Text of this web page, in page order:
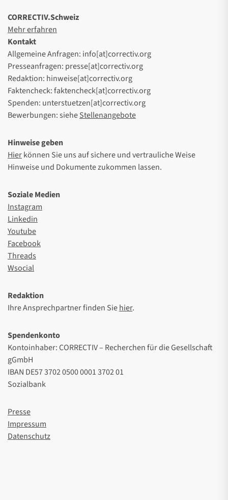
CORRECTIV.Schweiz
Mehr erfahren
Kontakt
Allgemeine Anfragen: info[at]correctiv.org
Presseanfragen: presse[at]correctiv.org
Redaktion: hinweise[at]correctiv.org
Faktencheck: faktencheck[at]correctiv.org
Spenden: unterstuetzen[at]correctiv.org
Bewerbungen: sieheStellenangebote
Hinweise geben
Hierkönnen Sie uns auf sichere und vertrauliche Weise
Hinweise und Dokumente zukommen lassen.
Soziale Medien
Instagram
Linkedin
Youtube
Facebook
Threads
Wsocial
Redaktion
Ihre Ansprechpartner finden Siehier.
Spendenkonto
Kontoinhaber: CORRECTIV – Recherchen für die Gesellschaft
gGmbH
IBAN DE57 3702 0500 0001 3702 01
Sozialbank
Presse
Impressum
Datenschutz